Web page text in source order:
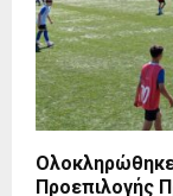
Προεπιλογής